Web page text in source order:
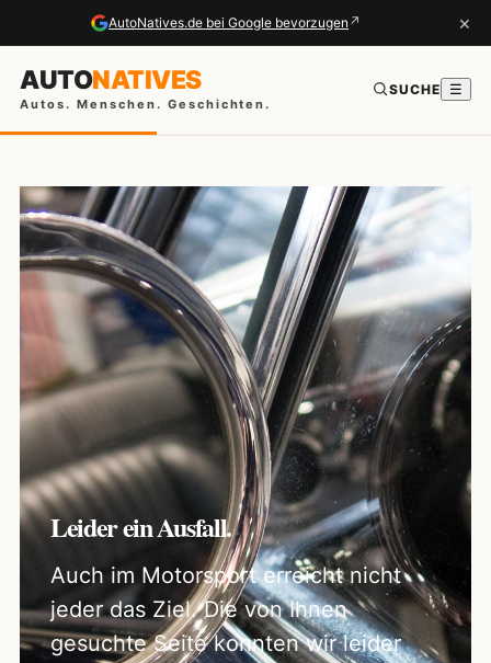
AutoNatives.de bei Google bevorzugen ↗ ×
AUTONATIVES
Autos. Menschen. Geschichten.
SUCHE ☰
Leider ein Ausfall.
Auch im Motorsport erreicht nicht
jeder das Ziel. Die von Ihnen
gesuchte Seite konnten wir leider